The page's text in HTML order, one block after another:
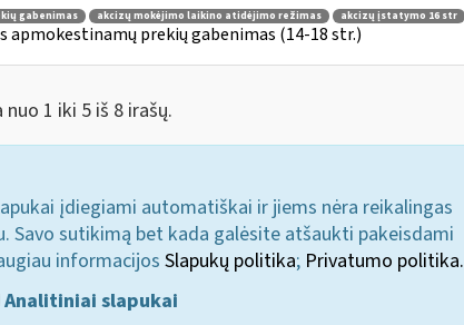
gabenimas akcizų mokėjimo laikino atidėjimo režimas akcizų įstatymo 16 str
apmokestinamų prekių gabenimas (14-18 str.)
nuo 1 iki 5 iš 8 irašų.
įdiegiami automatiškai ir jiems nėra reikalingas
Savo sutikimą bet kada galėsite atšaukti pakeisdami
informacijos Slapukų politika; Privatumo politika.
Analitiniai slapukai